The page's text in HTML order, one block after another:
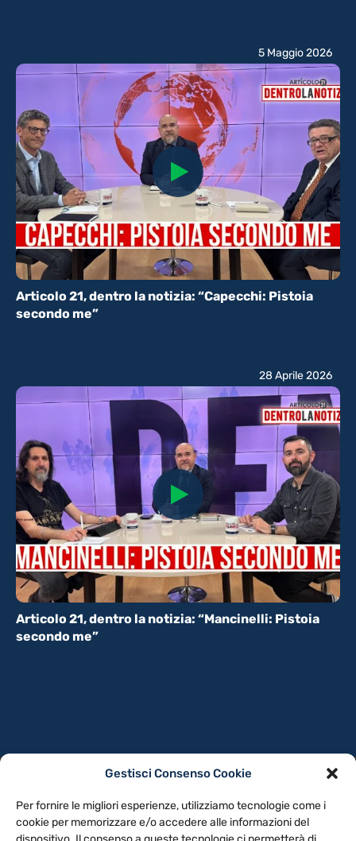
Gestisci Consenso Cookie
Per fornire le migliori esperienze, utilizziamo tecnologie come i
cookie per memorizzare e/o accedere alle informazioni del
Articolo 21, dentro la notizia: “Capecchi: Pistoia
secondo me”
5 Maggio 2026
Articolo 21, dentro la notizia: “Mancinelli: Pistoia
secondo me”
28 Aprile 2026
NOTE LEGALI
CONTATTACI PREFERENZE